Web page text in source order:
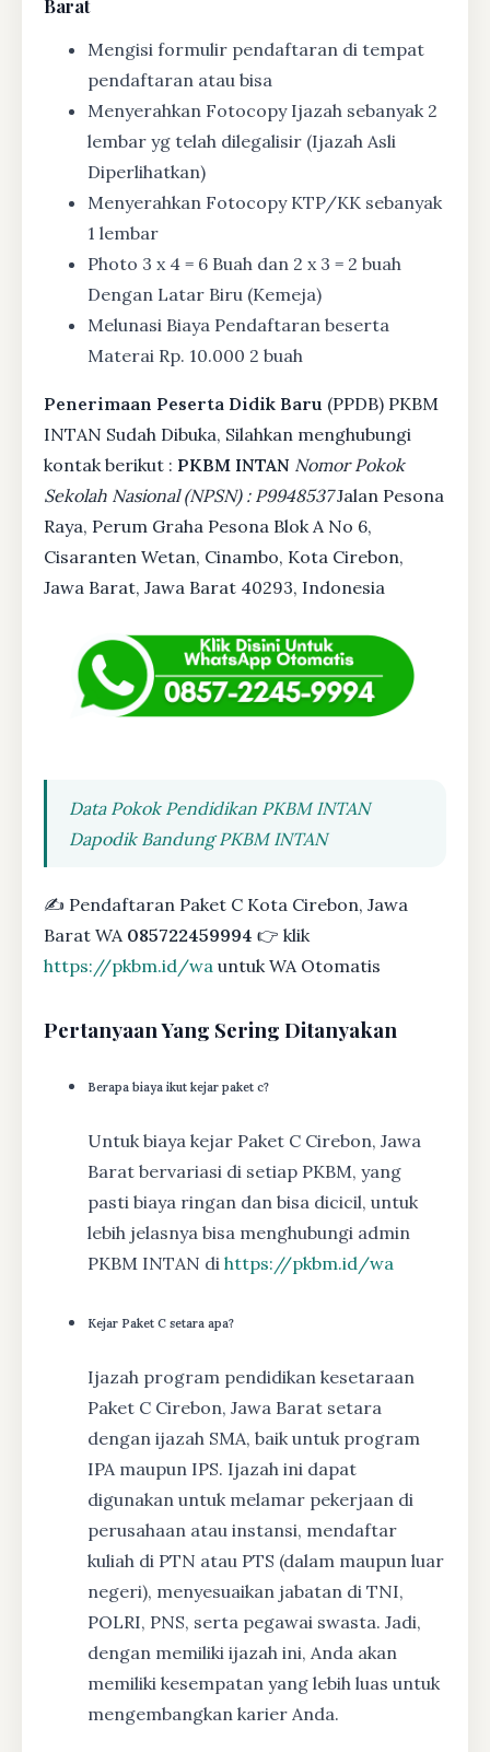
Barat
Mengisi formulir pendaftaran di tempat
pendaftaran atau bisa
Menyerahkan Fotocopy Ijazah sebanyak 2
lembar yg telah dilegalisir (Ijazah Asli
Diperlihatkan)
Menyerahkan Fotocopy KTP/KK sebanyak
1 lembar
Photo 3 x 4 = 6 Buah dan 2 x 3 = 2 buah
Dengan Latar Biru (Kemeja)
Melunasi Biaya Pendaftaran beserta
Materai Rp. 10.000 2 buah
Penerimaan Peserta Didik Baru (PPDB) PKBM
INTAN Sudah Dibuka, Silahkan menghubungi
kontak berikut : PKBM INTAN Nomor Pokok
Sekolah Nasional (NPSN) : P9948537Jalan Pesona
Raya, Perum Graha Pesona Blok A No 6,
Cisaranten Wetan, Cinambo, Kota Cirebon,
Jawa Barat, Jawa Barat 40293, Indonesia
Data Pokok Pendidikan PKBM INTAN
Dapodik Bandung PKBM INTAN
✍ Pendaftaran Paket C Kota Cirebon, Jawa
Barat WA 085722459994 👉 klik
https://pkbm.id/wa untuk WA Otomatis
Pertanyaan Yang Sering Ditanyakan
Berapa biaya ikut kejar paket c?
Untuk biaya kejar Paket C Cirebon, Jawa
Barat bervariasi di setiap PKBM, yang
pasti biaya ringan dan bisa dicicil, untuk
lebih jelasnya bisa menghubungi admin
PKBM INTAN di https://pkbm.id/wa
Kejar Paket C setara apa?
Ijazah program pendidikan kesetaraan
Paket C Cirebon, Jawa Barat setara
dengan ijazah SMA, baik untuk program
IPA maupun IPS. Ijazah ini dapat
digunakan untuk melamar pekerjaan di
perusahaan atau instansi, mendaftar
kuliah di PTN atau PTS (dalam maupun luar
negeri), menyesuaikan jabatan di TNI,
POLRI, PNS, serta pegawai swasta. Jadi,
dengan memiliki ijazah ini, Anda akan
memiliki kesempatan yang lebih luas untuk
mengembangkan karier Anda.